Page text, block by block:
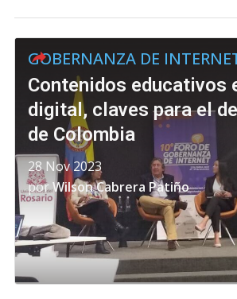
GOBERNANZA DE
Contenidos educativos
digital, claves para el
de Colombia
28 Nov 2023
porWilson Cabrera Patiño